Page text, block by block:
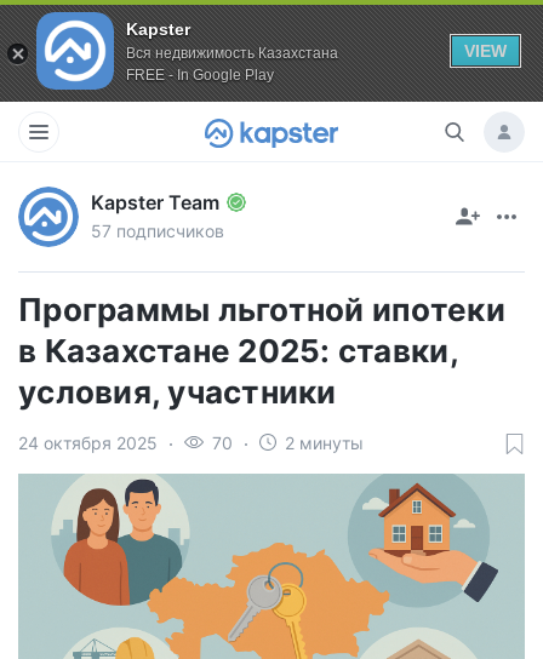
Kapster
Вся недвижимость Казахстана
FREE - In Google Play
VIEW
Kapster Team
57 подписчиков
Программы льготной ипотеки
в Казахстане 2025: ставки,
условия, участники
24 октября 2025 70 2 минуты